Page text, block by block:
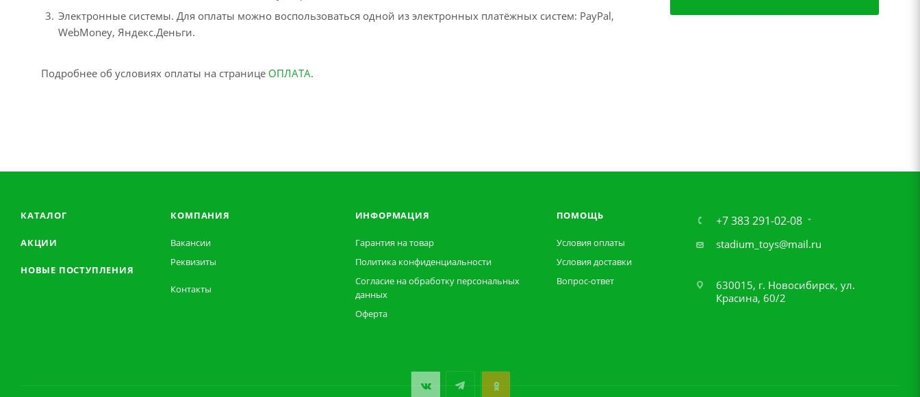
Электронные системы. Для оплаты можно воспользоваться одной из электронных платёжных систем: PayPal,
WebMoney, Яндекс.Деньги.
Подробнее об условиях оплаты на странице ОПЛАТА.
КАТАЛОГ
АКЦИИ
НОВЫЕ ПОСТУПЛЕНИЯ
КОМПАНИЯ
Вакансии
Реквизиты
Контакты
ИНФОРМАЦИЯ
Гарантия на товар
Политика конфиденциальности
Согласие на обработку персональных
данных
Оферта
ПОМОЩЬ
Условия оплаты
Условия доставки
Вопрос-ответ
+7 383 291-02-08
stadium_toys@mail.ru
630015, г. Новосибирск, ул.
Красина, 60/2